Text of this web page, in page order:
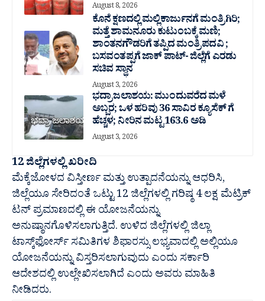
August 8, 2026
ಕೊನೆ ಕ್ಷಣದಲ್ಲಿ ಮಲ್ಲಿಕಾರ್ಜುನಗೆ ಮಂತ್ರಿಗಿರಿ;
ಮತ್ತೆ ಶಾಮನೂರು ಕುಟುಂಬಕ್ಕೆ ಮಣಿ;
ಶಾಂತನಗೌಡರಿಗೆ ತಪ್ಪಿದ ಮಂತ್ರಿ ಪದವಿ ;
ಬಸವಂತಪ್ಪಗೆ ಜಾಕ್ ಪಾಟ್- ಜಿಲ್ಲೆಗೆ ಎರಡು
ಸಚಿವ ಸ್ಥಾನ
August 3, 2026
ಭದ್ರಾ ಜಲಾಶಯ: ಮುಂದುವರೆದ ಮಳೆ
ಅಬ್ಬರ; ಒಳ ಹರಿವು 36 ಸಾವಿರ‌ ಕ್ಯೂಸೆಕ್ ಗೆ
ಹೆಚ್ಚಳ; ನೀರಿನ ಮಟ್ಟ 163.6 ಅಡಿ
August 3, 2026
12 ಜಿಲ್ಲೆಗಳಲ್ಲಿ ಖರೀದಿ
ಮೆಕ್ಕೆಜೋಳದ ವಿಸ್ತೀರ್ಣ ಮತ್ತು ಉತ್ಪಾದನೆಯನ್ನು ಆಧರಿಸಿ,
ಜಿಲ್ಲೆಯೂ ಸೇರಿದಂತೆ ಒಟ್ಟು 12 ಜಿಲ್ಲೆಗಳಲ್ಲಿ ಗರಿಷ್ಠ 4 ಲಕ್ಷ ಮೆಟ್ರಿಕ್
ಟನ್ ಪ್ರಮಾಣದಲ್ಲಿ ಈ ಯೋಜನೆಯನ್ನು
ಅನುಷ್ಠಾನಗೊಳಿಸಲಾಗುತ್ತಿದೆ. ಉಳಿದ ಜಿಲ್ಲೆಗಳಲ್ಲಿ ಜಿಲ್ಲಾ
ಟಾಸ್ಕ್‌ಫೋರ್ಸ್ ಸಮಿತಿಗಳ ಶಿಫಾರಸ್ಸು ಲಭ್ಯವಾದಲ್ಲಿ ಅಲ್ಲಿಯೂ
ಯೋಜನೆಯನ್ನು ವಿಸ್ತರಿಸಲಾಗುವುದು ಎಂದು ಸರ್ಕಾರಿ
ಆದೇಶದಲ್ಲಿ ಉಲ್ಲೇಖಿಸಲಾಗಿದೆ ಎಂದು ಅವರು ಮಾಹಿತಿ
ನೀಡಿದರು.